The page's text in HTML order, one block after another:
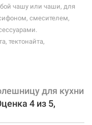
по шаблону
нержавеющая сталь
чашу или чаши, для
смесителем,
тектонайта,
сливные клапаны,
а также комплектация
без уведомления. За
ответственности
для кухни
4 из 5,